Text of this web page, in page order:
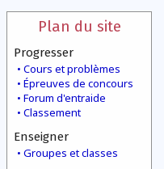
Plan du site
Progresser
Cours et problèmes
Épreuves de concours
Forum d'entraide
Classement
Enseigner
Groupes et classes